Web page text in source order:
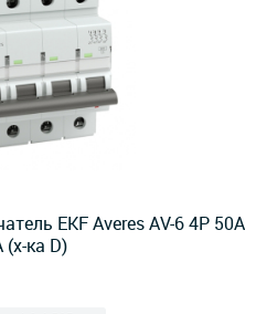
EKF Averes AV-6 4P 50А
(х-ка D)